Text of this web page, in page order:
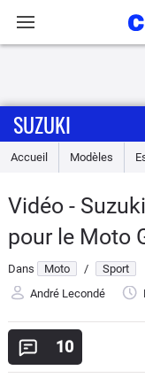
Accueil
Essais
Equipement
Forum
SUZUKI
Accueil Modèles
Vidéo -
pour le Moto
Dans Moto /
Sport
André Lecondé
10